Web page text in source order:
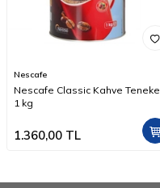
Nescafe
Nescafe Classic Kahve Teneke
1 kg
1.360,00 TL